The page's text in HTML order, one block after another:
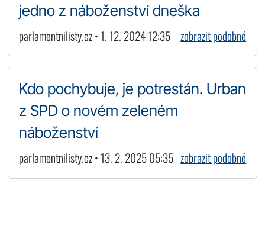
jedno z náboženství dneška
parlamentnilisty.cz • 1. 12. 2024 12:35 zobrazit podobné
Kdo pochybuje, je potrestán. Urban
z SPD o novém zeleném
náboženství
parlamentnilisty.cz • 13. 2. 2025 05:35 zobrazit podobné